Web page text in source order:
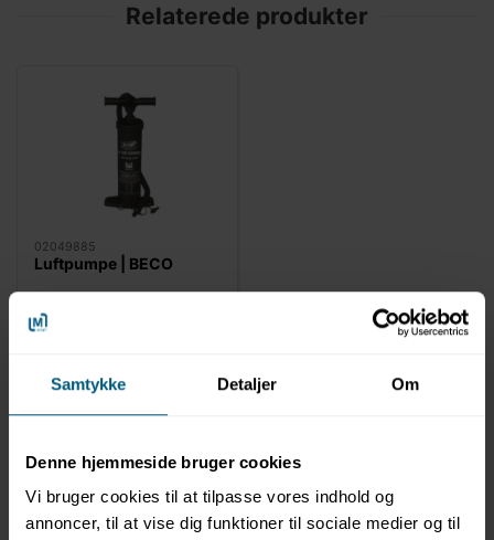
Samtykke Detaljer Om
Denne hjemmeside bruger cookies
Vi bruger cookies til at tilpasse vores indhold og
annoncer, til at vise dig funktioner til sociale medier og til
Relaterede produkter
02049885
Luftpumpe | BECO